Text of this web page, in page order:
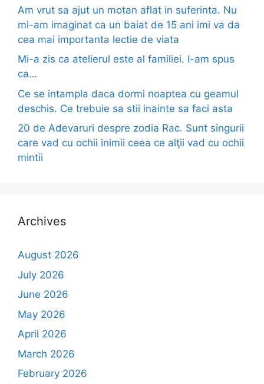
Am vrut sa ajut un motan aflat in suferinta. Nu
mi-am imaginat ca un baiat de 15 ani imi va da
cea mai importanta lectie de viata
Mi-a zis ca atelierul este al familiei. I-am spus
ca…
Ce se intampla daca dormi noaptea cu geamul
deschis. Ce trebuie sa stii inainte sa faci asta
20 de Adevaruri despre zodia Rac. Sunt singurii
care vad cu ochii inimii ceea ce alţii vad cu ochii
mintii
Archives
August 2026
July 2026
June 2026
May 2026
April 2026
March 2026
February 2026